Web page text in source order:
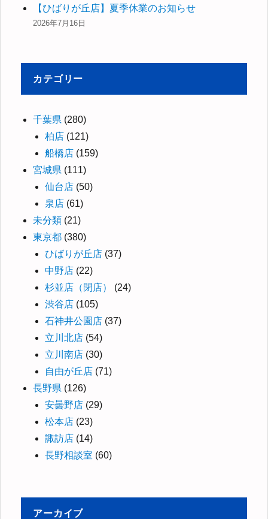
【ひばりが丘店】夏季休業のお知らせ
2026年7月16日
カテゴリー
千葉県 (280)
柏店 (121)
船橋店 (159)
宮城県 (111)
仙台店 (50)
泉店 (61)
未分類 (21)
東京都 (380)
ひばりが丘店 (37)
中野店 (22)
杉並店（閉店）
(24)
渋谷店 (105)
石神井公園店 (37)
立川北店 (54)
立川南店 (30)
自由が丘店 (71)
長野県 (126)
安曇野店 (29)
松本店 (23)
諏訪店 (14)
長野相談室 (60)
アーカイブ